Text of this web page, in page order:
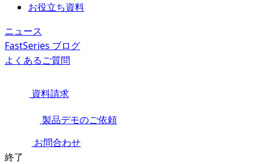
お役立ち資料
ニュース
FastSeries ブログ
よくあるご質問
資料請求
製品デモのご依頼
お問合わせ
終了